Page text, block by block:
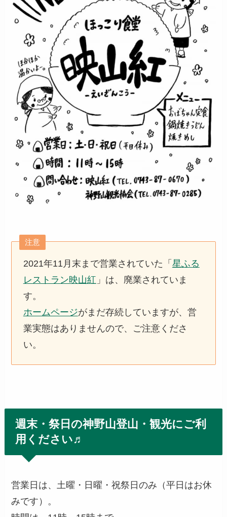
注意
2021年11月末まで営業されていた「 星ふる
レストラン映山紅 」は、廃業されていま
す。
ホームページがまだ存続していますが、営
業実態はありませんので、ご注意くださ
い。
週末・祭日の神野山登山・観光にご利
用ください♬
営業日は、土曜・日曜・祝祭日のみ（平日はお休
みです）。